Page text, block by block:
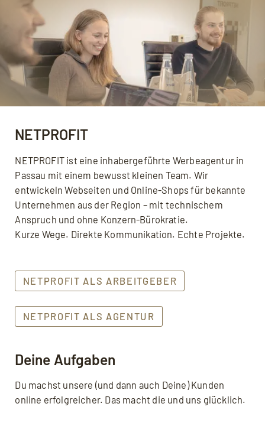
NETPROFIT
NETPROFIT ist eine inhabergeführte Werbeagentur in
Passau mit einem bewusst kleinen Team. Wir
entwickeln Webseiten und Online-Shops für bekannte
Unternehmen aus der Region – mit technischem
Anspruch und ohne Konzern-Bürokratie.
Kurze Wege. Direkte Kommunikation. Echte Projekte.
NETPROFIT ALS ARBEITGEBER
NETPROFIT ALS AGENTUR
Deine Aufgaben
Du machst unsere (und dann auch Deine) Kunden
online erfolgreicher. Das macht die und uns glücklich.